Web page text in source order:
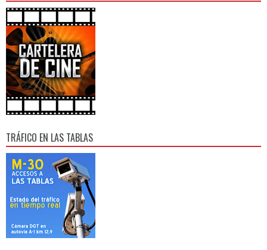
TRÁFICO EN LAS TABLAS